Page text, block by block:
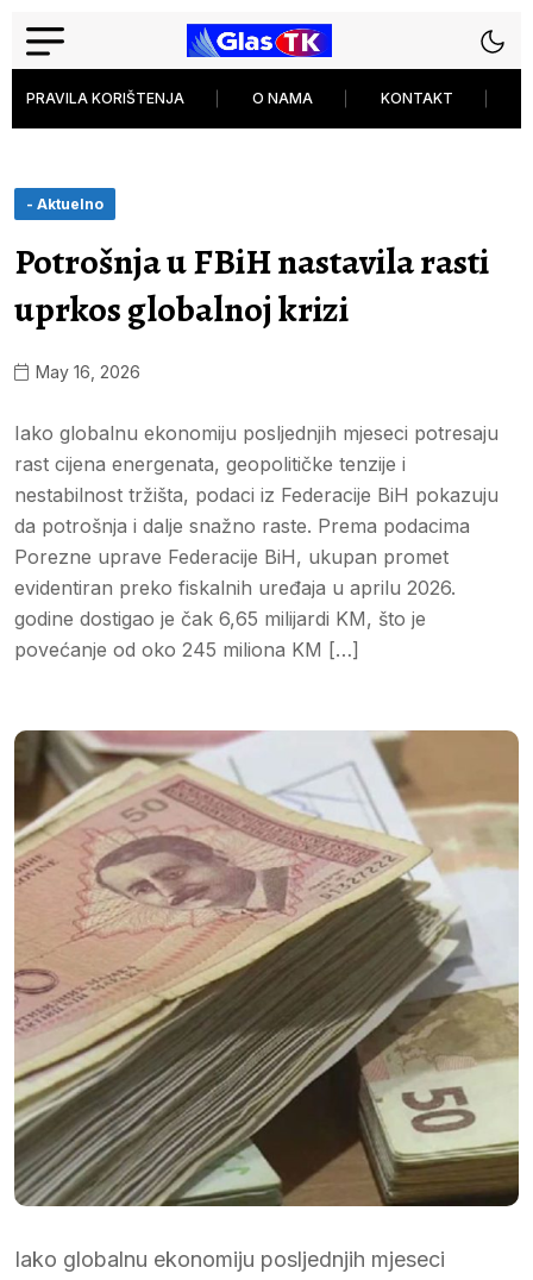
PRAVILA KORIŠTENJA O NAMA KONTAKT
- Aktuelno
Potrošnja u FBiH nastavila rasti
uprkos globalnoj krizi
May 16, 2026
Iako globalnu ekonomiju posljednjih mjeseci potresaju
rast cijena energenata, geopolitičke tenzije i
nestabilnost tržišta, podaci iz Federacije BiH pokazuju
da potrošnja i dalje snažno raste. Prema podacima
Porezne uprave Federacije BiH, ukupan promet
evidentiran preko fiskalnih uređaja u aprilu 2026.
godine dostigao je čak 6,65 milijardi KM, što je
povećanje od oko 245 miliona KM […]
Iako globalnu ekonomiju posljednjih mjeseci